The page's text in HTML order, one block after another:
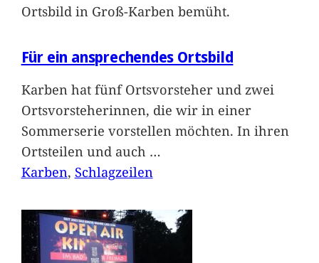
Ortsbild in Groß-Karben bemüht.
Für ein ansprechendes Ortsbild
Karben hat fünf Ortsvorsteher und zwei
Ortsvorsteherinnen, die wir in einer
Sommerserie vorstellen möchten. In ihren
Ortsteilen und auch …
Karben, Schlagzeilen